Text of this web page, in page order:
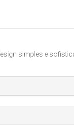
simples e